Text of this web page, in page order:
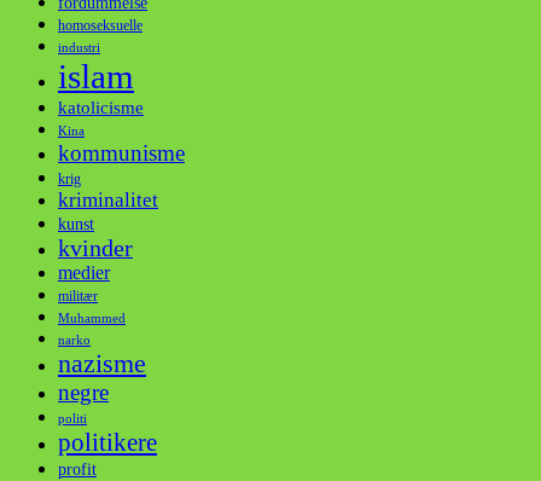
homoseksuelle
industri
islam
katolicisme
Kina
kommunisme
krig
kriminalitet
kunst
kvinder
medier
militær
Muhammed
narko
nazisme
negre
politi
politikere
profit